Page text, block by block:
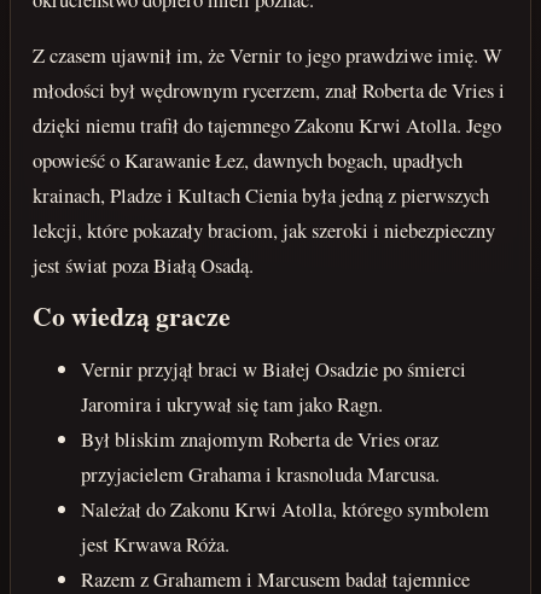
Z czasem ujawnił im, że Vernir to jego prawdziwe imię. W
młodości był wędrownym rycerzem, znał Roberta de Vries i
dzięki niemu trafił do tajemnego Zakonu Krwi Atolla. Jego
opowieść o Karawanie Łez, dawnych bogach, upadłych
krainach, Pladze i Kultach Cienia była jedną z pierwszych
lekcji, które pokazały braciom, jak szeroki i niebezpieczny
jest świat poza Białą Osadą.
Co wiedzą gracze
Vernir przyjął braci w Białej Osadzie po śmierci
Jaromira i ukrywał się tam jako Ragn.
Był bliskim znajomym Roberta de Vries oraz
przyjacielem Grahama i krasnoluda Marcusa.
Należał do Zakonu Krwi Atolla, którego symbolem
jest Krwawa Róża.
Razem z Grahamem i Marcusem badał tajemnice